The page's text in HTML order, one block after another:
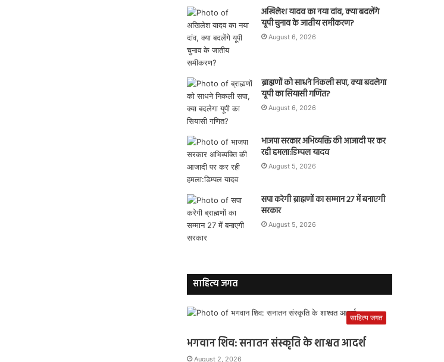
अखिलेश यादव का नया दांव, क्या बदलेंगे
यूपी चुनाव के जातीय समीकरण?
August 6, 2026
ब्राह्मणों को साधने निकली सपा, क्या बदलेगा
यूपी का सियासी गणित?
August 6, 2026
भाजपा सरकार अभिव्यक्ति की आजादी पर कर
रही हमला:डिम्पल यादव
August 5, 2026
सपा करेगी ब्राह्मणों का सम्मान 27 में बनाएगी
सरकार
August 5, 2026
साहित्य जगत
साहित्य जगत
भगवान शिव: सनातन संस्कृति के शाश्वत आदर्श
August 2, 2026